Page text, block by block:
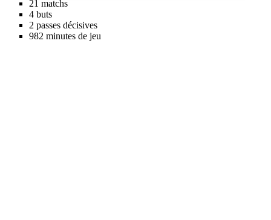
21 matchs
4 buts
2 passes décisives
982 minutes de jeu